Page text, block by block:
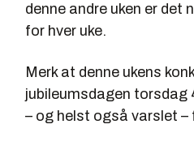
denne andre uken er det
for hver uke.
Merk at denne ukens
jubileumsdagen torsdag
– og helst også varslet –